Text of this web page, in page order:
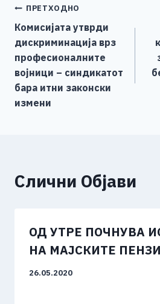
b
o
o
k
n
g
er
Навигација
на
напис
ПРЕТХОДНО
Комисијата утврди
дискриминација врз
професионалните
војници – синдикатот
бара итни законски
измени
Слични Објави
ОД УТРЕ ПОЧНУВА
НА МАЈСКИТЕ
26.05.2020